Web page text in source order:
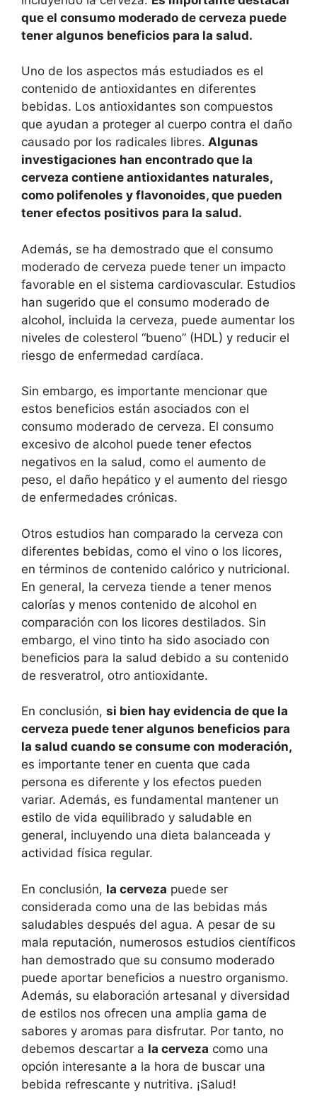
que el consumo moderado de cerveza puede
tener algunos beneficios para la salud.
Uno de los aspectos más estudiados es el
contenido de antioxidantes en diferentes
bebidas. Los antioxidantes son compuestos
que ayudan a proteger al cuerpo contra el daño
causado por los radicales libres. Algunas
investigaciones han encontrado que la
cerveza contiene antioxidantes naturales,
como polifenoles y flavonoides, que pueden
tener efectos positivos para la salud.
Además, se ha demostrado que el consumo
moderado de cerveza puede tener un impacto
favorable en el sistema cardiovascular. Estudios
han sugerido que el consumo moderado de
alcohol, incluida la cerveza, puede aumentar los
niveles de colesterol “bueno” (HDL) y reducir el
riesgo de enfermedad cardíaca.
Sin embargo, es importante mencionar que
estos beneficios están asociados con el
consumo moderado de cerveza. El consumo
excesivo de alcohol puede tener efectos
negativos en la salud, como el aumento de
peso, el daño hepático y el aumento del riesgo
de enfermedades crónicas.
Otros estudios han comparado la cerveza con
diferentes bebidas, como el vino o los licores,
en términos de contenido calórico y nutricional.
En general, la cerveza tiende a tener menos
calorías y menos contenido de alcohol en
comparación con los licores destilados. Sin
embargo, el vino tinto ha sido asociado con
beneficios para la salud debido a su contenido
de resveratrol, otro antioxidante.
En conclusión, si bien hay evidencia de que la
cerveza puede tener algunos beneficios para
la salud cuando se consume con moderación,
es importante tener en cuenta que cada
persona es diferente y los efectos pueden
variar. Además, es fundamental mantener un
estilo de vida equilibrado y saludable en
general, incluyendo una dieta balanceada y
actividad física regular.
En conclusión, la cerveza puede ser
considerada como una de las bebidas más
saludables después del agua. A pesar de su
mala reputación, numerosos estudios científicos
han demostrado que su consumo moderado
puede aportar beneficios a nuestro organismo.
Además, su elaboración artesanal y diversidad
de estilos nos ofrecen una amplia gama de
sabores y aromas para disfrutar. Por tanto, no
debemos descartar a la cerveza como una
opción interesante a la hora de buscar una
bebida refrescante y nutritiva. ¡Salud!